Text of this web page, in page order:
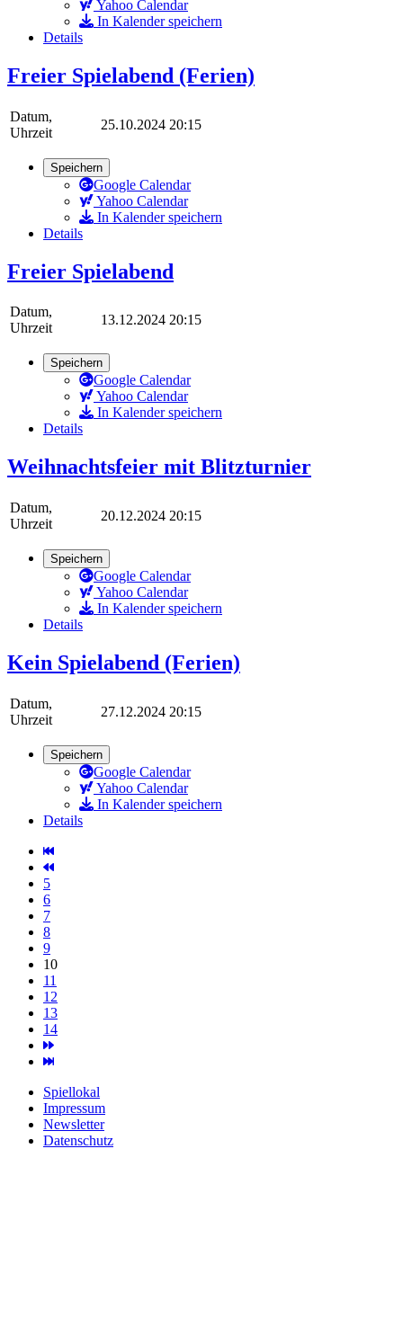
Yahoo Calendar
In Kalender speichern
Details
Freier Spielabend (Ferien)
Datum,
Uhrzeit
25.10.2024 20:15
Speichern
Google Calendar
Yahoo Calendar
In Kalender speichern
Details
Freier Spielabend
Datum,
Uhrzeit
13.12.2024 20:15
Speichern
Google Calendar
Yahoo Calendar
In Kalender speichern
Details
Weihnachtsfeier mit Blitzturnier
Datum,
Uhrzeit
20.12.2024 20:15
Speichern
Google Calendar
Yahoo Calendar
In Kalender speichern
Details
Kein Spielabend (Ferien)
Datum,
Uhrzeit
27.12.2024 20:15
Speichern
Google Calendar
Yahoo Calendar
In Kalender speichern
Details
5
6
7
8
9
10
11
12
13
14
Spiellokal
Impressum
Newsletter
Datenschutz